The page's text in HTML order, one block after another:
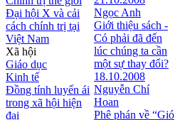
Đại hội X và cải
cách chính trị tại
Việt Nam
Xã hội
Giáo dục
Kinh tế
Đồng tính luyến ái
trong xã hội hiện
đại
Ngọc Anh
Giới thiệu sách -
Có phải đã đến
lúc chúng ta cần
một sự thay đổi?
18.10.2008
Nguyễn Chí
Hoan
Phê phán về “Gió